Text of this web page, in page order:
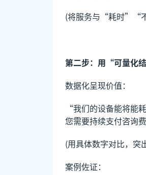
(将服务与“耗时”“
第二步：用“可量化
数据化呈现价值：
“我们的设备能将能
您需要持续支付咨询
(用具体数字对比，
案例佐证：